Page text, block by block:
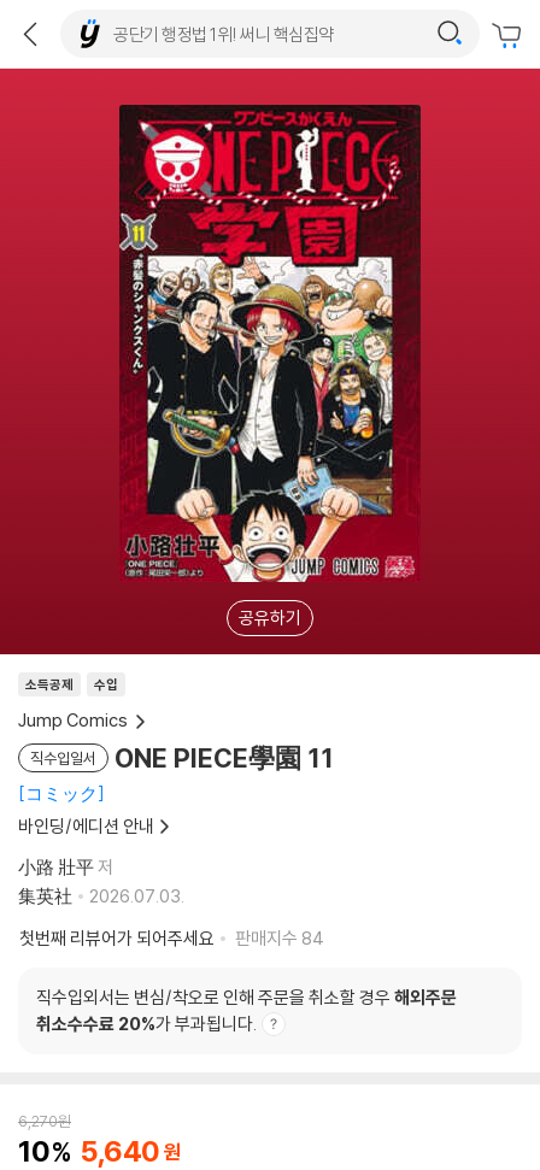
공유하기
소득공제 수입
Jump Comics
직수입일서 ONE PIECE學園 11
コミック
바인딩/에디션 안내
小路 壯平저
集英社
2026.07.03.
첫번째 리뷰어가 되어주세요
판매지수 84
직수입외서는 변심/착오로 인해 주문을 취소할 경우 해외주문
취소수수료 20%가 부과됩니다.
6,270원
10 5,640